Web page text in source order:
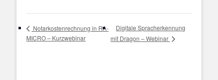
Notarkostenrechnung in RA-
MICRO – Kurzwebinar
Digitale Spracherkennung
mit Dragon – Webinar